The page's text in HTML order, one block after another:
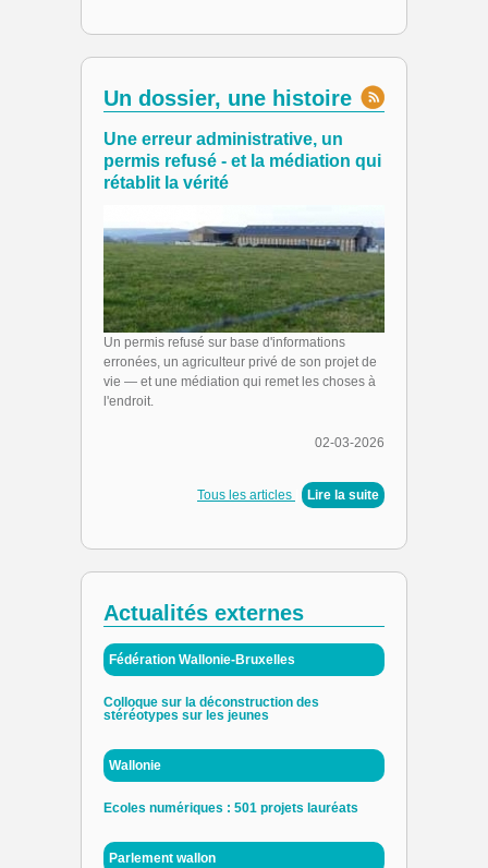
Un dossier, une histoire
Une erreur administrative, un
permis refusé - et la médiation qui
rétablit la vérité
Un permis refusé sur base d'informations
erronées, un agriculteur privé de son projet de
vie — et une médiation qui remet les choses à
l'endroit.
02-03-2026
Tous les articles Lire la suite
Actualités externes
Fédération Wallonie-Bruxelles
Colloque sur la déconstruction des
stéréotypes sur les jeunes
Wallonie
Ecoles numériques : 501 projets lauréats
Parlement wallon